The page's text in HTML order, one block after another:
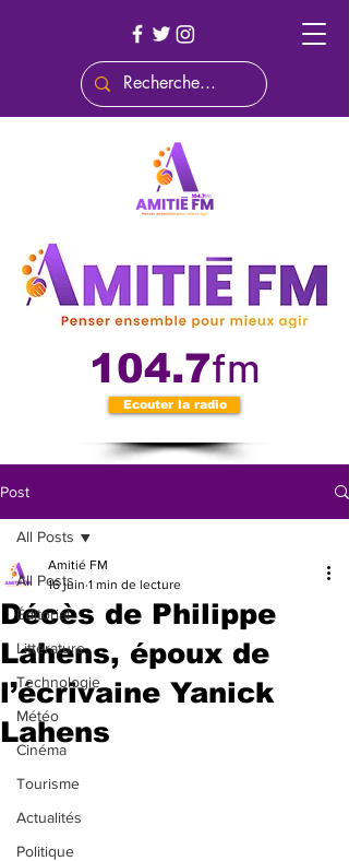
104.7fm
Ecouter la radio
Post
All Posts
Éditorial
Littérature
Technologie
Météo
Cinéma
Tourisme
Actualités
Politique
All Posts
Décès de Philippe
Lahens, époux de
l’écrivaine Yanick
Lahens
Amitié FM
16 juin 1 min de lecture